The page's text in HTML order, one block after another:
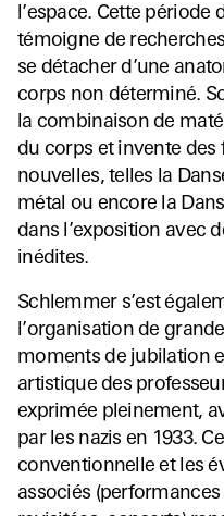
l’espace. Cette période
témoigne de
se détacher d’une
corps non déterminé.
la combinaison de
du corps et invente
nouvelles, telles la
métal ou encore la
dans l’exposition avec
inédites.
Schlemmer s’est
l’organisation de
moments de jubilation
artistique des
exprimée pleinement,
par les nazis en 1933.
conventionnelle et les
associés